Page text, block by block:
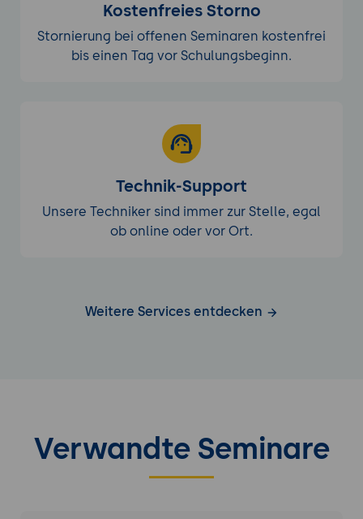
Kostenfreies Storno
Stornierung bei offenen Seminaren kostenfrei
bis einen Tag vor Schulungsbeginn.
Technik-Support
Unsere Techniker sind immer zur Stelle, egal
ob online oder vor Ort.
Weitere Services entdecken
Verwandte Seminare